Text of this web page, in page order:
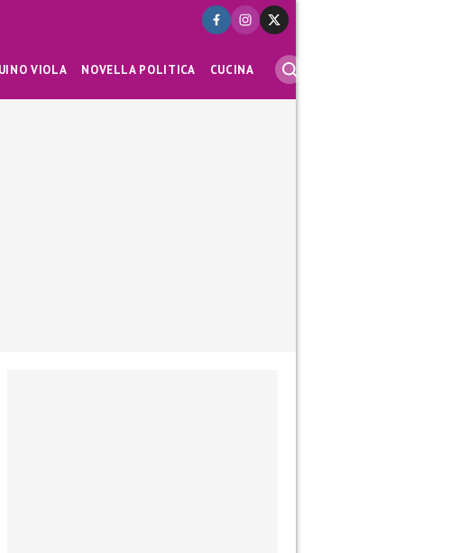
VIOLA NOVELLA POLITICA CUCINA